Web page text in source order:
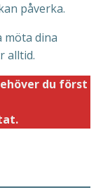
påverka.
möta dina
alltid.
du först